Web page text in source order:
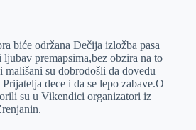
biće održana Dečija izložba pasa
premapsima,bez obzira na to
mališani su dobrodošli da dovedu
dece i da se lepo zabave.O
su u Vikendici organizatori iz